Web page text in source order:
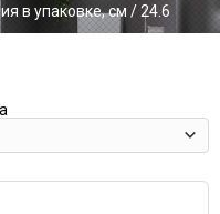
в упаковке, см / 24.6